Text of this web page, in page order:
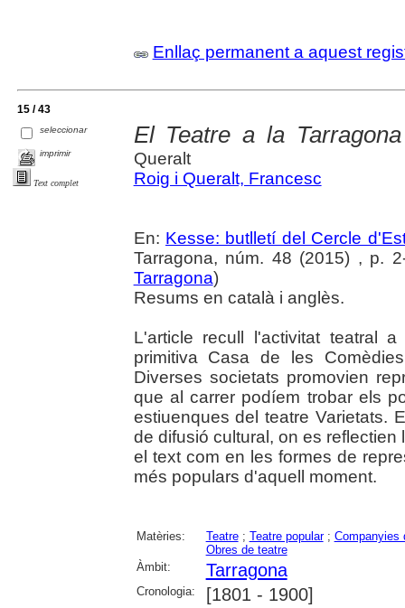
Enllaç permanent a aquest
15 / 43
seleccionar
imprimir
Text complet
El Teatre a la
Queralt
Roig i Queralt, Francesc
En: Kesse: butlletí del Cercle
Tarragona, núm. 48 (2015) , p.
Tarragona)
Resums en català i anglès.
L'article recull l'activitat teatral
primitiva Casa de les
Diverses societats promovien
que al carrer podíem trobar els
estiuenques del teatre Varietats.
de difusió cultural, on es
el text com en les formes de
més populars d'aquell moment.
Matèries: Teatre; Teatre popular; Companyies
Obres de teatre
Àmbit:
Tarragona
Cronologia: [1801 - 1900]